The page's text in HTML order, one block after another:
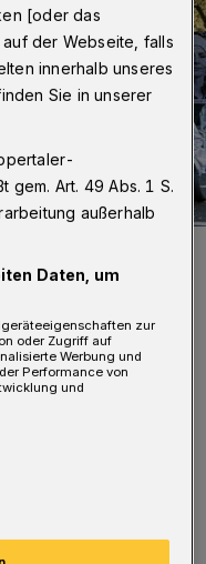
und
seit ihren
Küchenstudio
[oder das
der Webseite, falls
innerhalb unseres
Sie in unserer
gem. Art. 49 Abs. 1 S.
außerhalb
Daten, um
zur
oder Zugriff auf
Werbung und
Performance von
und